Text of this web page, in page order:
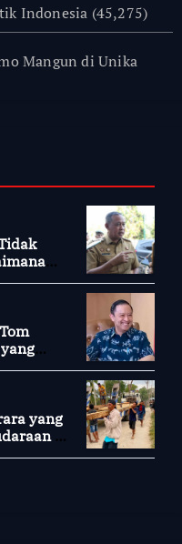
Indonesia (45,275)
Mangun di Unika
yang
di